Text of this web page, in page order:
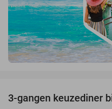
3-gangen keuzediner